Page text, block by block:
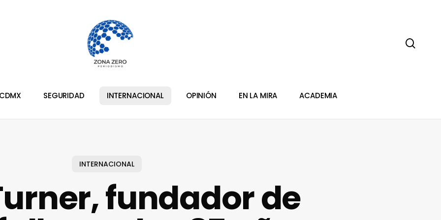
CDMX SEGURIDAD INTERNACIONAL OPINIÓN EN LA MIRA ACADEMIA
INTERNACIONAL
fundador de